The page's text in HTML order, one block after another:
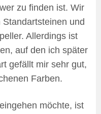
zu finden ist. Wir
und
Allerdings ist
auf den ich später
gefällt mir sehr gut,
Farben.
möchte, ist